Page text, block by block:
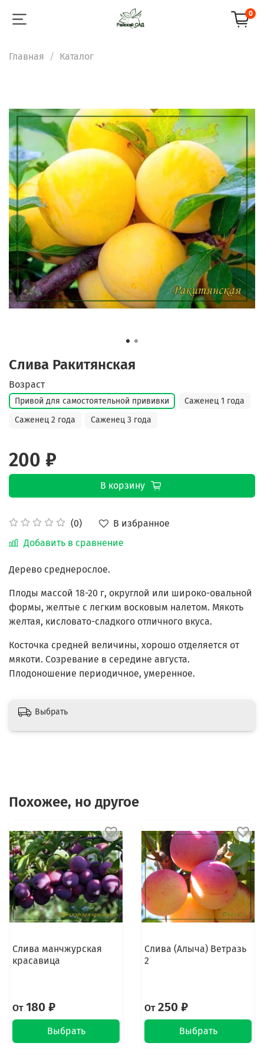
0
Главная Каталог
Слива Ракитянская
(0)
В избранное
Добавить в сравнение
Возраст
Привой для самостоятельной прививки
Саженец 1 года
Саженец 2 года
Саженец 3 года
200 ₽
В корзину
Дерево среднерослое.
Плоды массой 18-20 г, округлой или широко-овальной
формы, желтые с легким восковым налетом. Мякоть
желтая, кисловато-сладкого отличного вкуса.
Косточка средней величины, хорошо отделяется от
мякоти. Созревание в середине августа.
Плодоношение периодичное, умеренное.
Выбрать
Похожее, но другое
Слива манчжурская
красавица
От180 ₽
Выбрать
Слива (Алыча) Ветразь
2
От250 ₽
Выбрать